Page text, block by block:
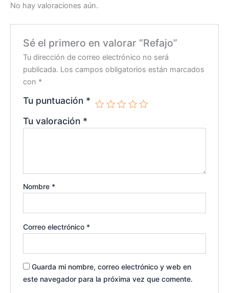
No hay valoraciones aún.
Sé el primero en valorar “Refajo”
Tu dirección de correo electrónico no será
publicada. Los campos obligatorios están marcados
con *
Tu puntuación *
Tu valoración *
Nombre *
Correo electrónico *
Guarda mi nombre, correo electrónico y web en
este navegador para la próxima vez que comente.